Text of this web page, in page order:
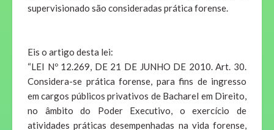
supervisionado são consideradas prática forense.
Eis o artigo desta lei:
“LEI Nº 12.269, DE 21 DE JUNHO DE 2010. Art. 30.
Considera-se prática forense, para fins de ingresso
em cargos públicos privativos de Bacharel em Direito,
no âmbito do Poder Executivo, o exercício de
atividades práticas desempenhadas na vida forense,